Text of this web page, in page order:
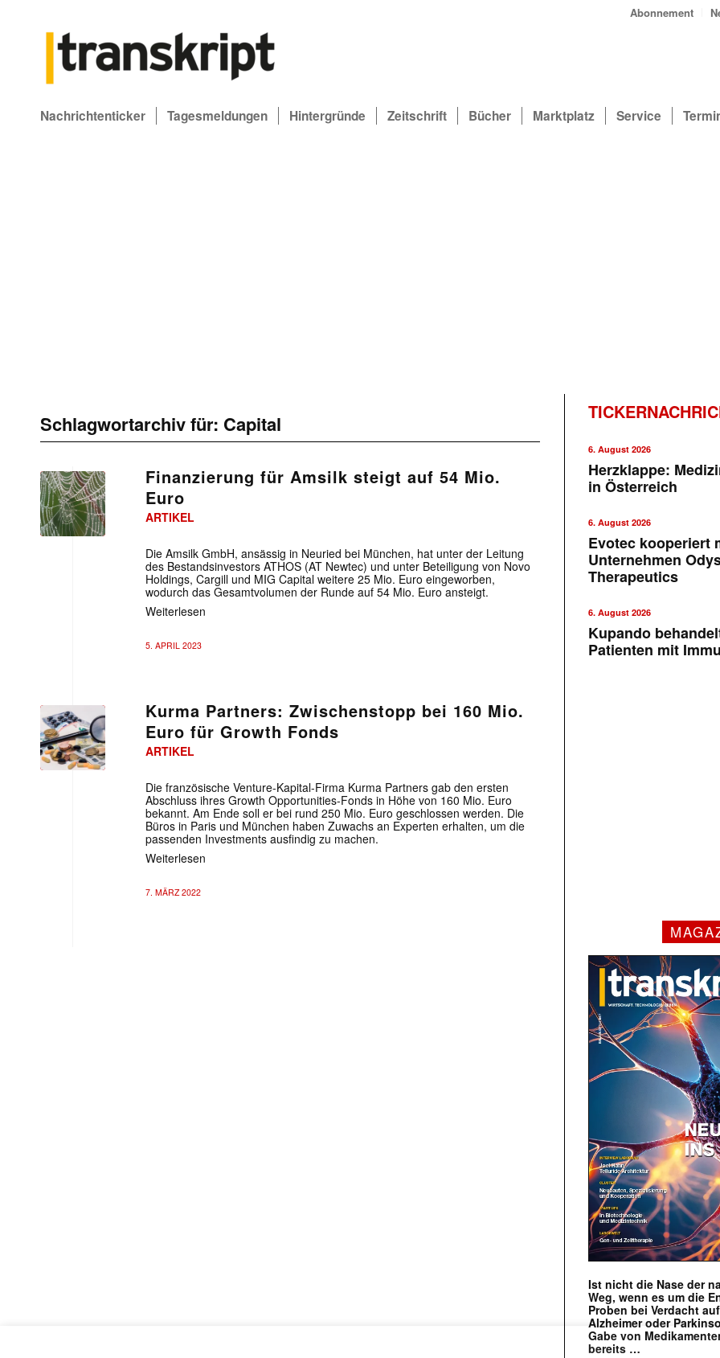
Abonnement
Nachrichtenticker Tagesmeldungen Hintergründe Zeitschrift Bücher Marktplatz Service
Schlagwortarchiv für: Capital
Finanzierung für Amsilk steigt auf 54 Mio.
Euro
ARTIKEL
Die Amsilk GmbH, ansässig in Neuried bei München, hat unter der Leitung
des Bestandsinvestors ATHOS (AT Newtec) und unter Beteiligung von Novo
Holdings, Cargill und MIG Capital weitere 25 Mio. Euro eingeworben,
wodurch das Gesamtvolumen der Runde auf 54 Mio. Euro ansteigt.
Weiterlesen
5. APRIL 2023
Kurma Partners: Zwischenstopp bei 160 Mio.
Euro für Growth Fonds
ARTIKEL
Die französische Venture-Kapital-Firma Kurma Partners gab den ersten
Abschluss ihres Growth Opportunities-Fonds in Höhe von 160 Mio. Euro
bekannt. Am Ende soll er bei rund 250 Mio. Euro geschlossen werden. Die
Büros in Paris und München haben Zuwachs an Experten erhalten, um die
passenden Investments ausfindig zu machen.
Weiterlesen
7. MÄRZ 2022
6. August 2026
Herzklappe:
in Österreich
6. August 2026
Evotec kooperiert
Unternehmen
Therapeutics
6. August 2026
Kupando
Patienten mit
Ist nicht die Nase der
Weg, wenn es um die
Proben bei Verdacht
Alzheimer oder
Gabe von
bereits …